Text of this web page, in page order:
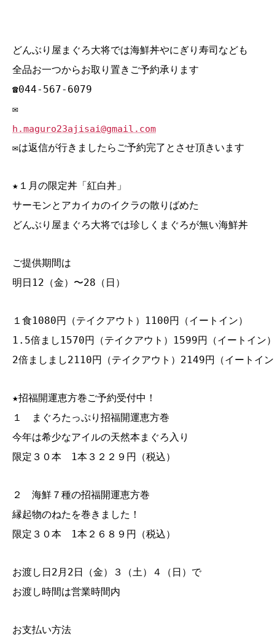
どんぶり屋まぐろ大将では海鮮丼やにぎり寿司なども
全品お一つからお取り置きご予約承ります
☎044‐567‐6079
✉
h.maguro23ajisai@gmail.com
✉は返信が行きましたらご予約完了とさせ頂きいます
★１月の限定丼「紅白丼」
サーモンとアカイカのイクラの散りばめた
どんぶり屋まぐろ大将では珍しくまぐろが無い海鮮丼
ご提供期間は
明日12（金）〜28（日）
１食1080円（テイクアウト）1100円（イートイン）
1.5倍まし1570円（テイクアウト）1599円（イートイン
2倍ましまし2110円（テイクアウト）2149円（イートイ
★招福開運恵方巻ご予約受付中！
１ まぐろたっぷり招福開運恵方巻
今年は希少なアイルの天然本まぐろ入り
限定３０本 1本３２２９円（税込）
２ 海鮮７種の招福開運恵方巻
縁起物のねたを巻きました！
限定３０本 1本２６８９円（税込）
お渡し日2月2日（金）３（土）４（日）で
お渡し時間は営業時間内
お支払い方法